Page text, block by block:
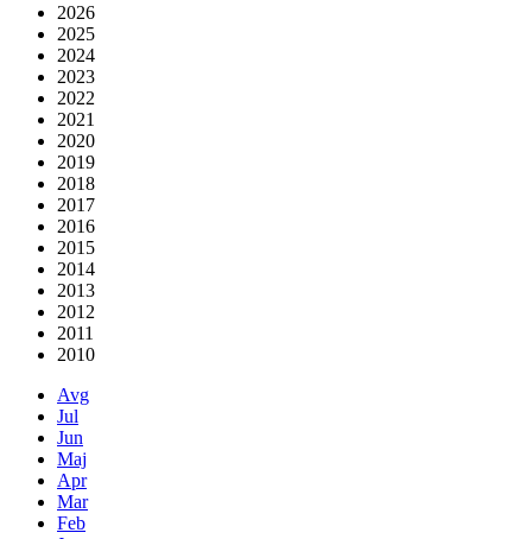
2026
2025
2024
2023
2022
2021
2020
2019
2018
2017
2016
2015
2014
2013
2012
2011
2010
Avg
Jul
Jun
Maj
Apr
Mar
Feb